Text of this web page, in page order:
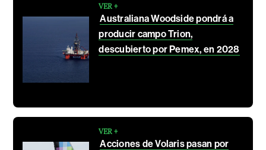
VER +
Australiana Woodside pondrá a
producir campo Trion,
descubierto por Pemex, en 2028
VER +
Acciones de Volaris pasan por